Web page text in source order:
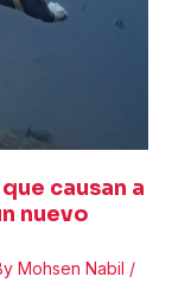
causan a
nuevo
Mohsen Nabil /